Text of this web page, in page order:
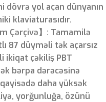
dövrə yol açan dünyanın
klaviaturasıdır.
Çərçivə】: Tamamilə
87 düyməli tək açarsız
ikiqat çəkiliş PBT
bərpa dərəcəsinə
daha yüksək
yorğunluğa, özünü